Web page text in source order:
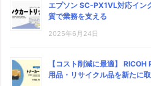
エプソン SC-PX1VL対応イン
質で業務を支える
2025年6月24日
【コスト削減に最適】
用品・リサイクル品を新たに